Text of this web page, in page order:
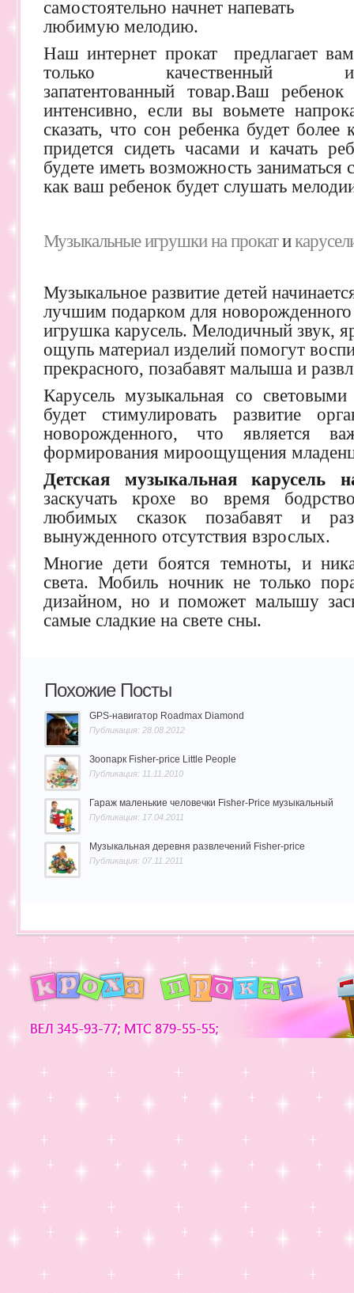
самостоятельно начнет напевать
любимую мелодию.
Наш интернет прокат предлагает вам
только качественный и
запатентованный товар.Ваш ребенок
интенсивно, если вы воьмете
сказать, что сон ребенка будет
придется сидеть часами и качать
будете иметь возможность
как ваш ребенок будет слушать
Музыкальные игрушки на прокати
Музыкальное развитие детей
лучшим подарком для новорожденного
игрушка карусель. Мелодичный звук,
ощупь материал изделий помогут
прекрасного, позабавят малыша и
Карусель музыкальная со
будет стимулировать развитие
новорожденного, что является
формирования мироощущения
Детская музыкальная карусель
заскучать крохе во время
любимых сказок позабавят и
вынужденного отсутствия взрослых.
Многие дети боятся темноты, и
света. Мобиль ночник не только
дизайном, но и поможет малышу
самые сладкие на свете сны.
Похожие Посты
GPS-навигатор Roadmax Diamond
Публикация: 28.08.2012
Зоопарк Fisher-price Little People
Публикация: 11.11.2010
Гараж маленькие человечки Fisher-Price музыкальный
Публикация: 17.04.2011
Музыкальная деревня развлечений Fisher-price
Публикация: 07.11.2011